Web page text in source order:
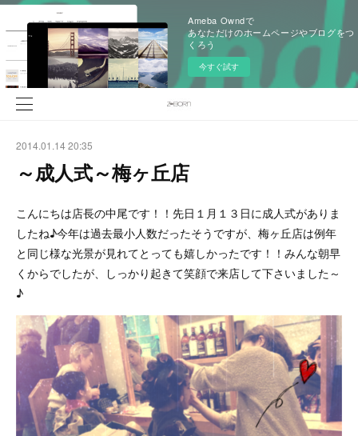
Ameba Owndで
あなただけのホームページやブログをつ
くろう
今すぐ試す
2014.01.14 20:35
～成人式～梅ヶ丘店
こんにちは店長の中尾です！！先日１月１３日に成人式がありま
したね♪今年は過去最小人数だったそうですが、梅ヶ丘店は例年
と同じ様な光景が見れてとっても嬉しかったです！！みんな朝早
くからでしたが、しっかり起きて笑顔で来店して下さいました～
♪